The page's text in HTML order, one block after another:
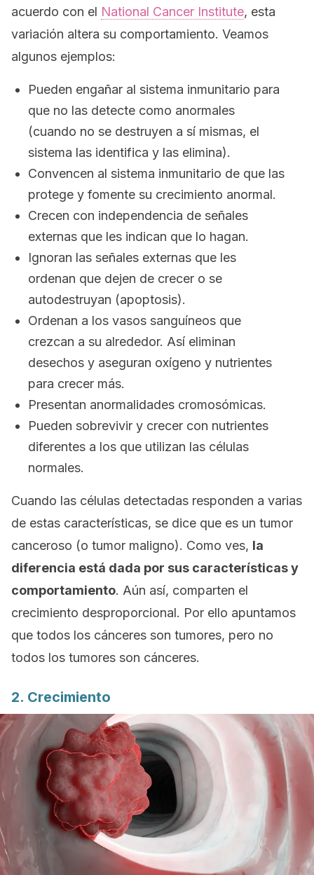
acuerdo con el National Cancer Institute, esta
variación altera su comportamiento. Veamos
algunos ejemplos:
Pueden engañar al sistema inmunitario para
que no las detecte como anormales
(cuando no se destruyen a sí mismas, el
sistema las identifica y las elimina).
Convencen al sistema inmunitario de que las
protege y fomente su crecimiento anormal.
Crecen con independencia de señales
externas que les indican que lo hagan.
Ignoran las señales externas que les
ordenan que dejen de crecer o se
autodestruyan (apoptosis).
Ordenan a los vasos sanguíneos que
crezcan a su alrededor. Así eliminan
desechos y aseguran oxígeno y nutrientes
para crecer más.
Presentan anormalidades cromosómicas.
Pueden sobrevivir y crecer con nutrientes
diferentes a los que utilizan las células
normales.
Cuando las células detectadas responden a varias
de estas características, se dice que es un tumor
canceroso (o tumor maligno). Como ves, la
diferencia está dada por sus características y
comportamiento. Aún así, comparten el
crecimiento desproporcional. Por ello apuntamos
que todos los cánceres son tumores, pero no
todos los tumores son cánceres.
2. Crecimiento